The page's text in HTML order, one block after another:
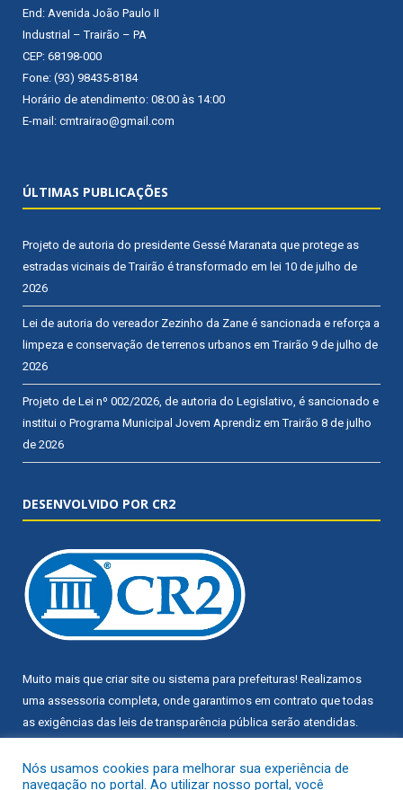
End: Avenida João Paulo II
Industrial – Trairão – PA
CEP: 68198-000
Fone: (93) 98435-8184
Horário de atendimento: 08:00 às 14:00
E-mail: cmtrairao@gmail.com
ÚLTIMAS PUBLICAÇÕES
Projeto de autoria do presidente Gessé Maranata que protege as
estradas vicinais de Trairão é transformado em lei 10 de julho de
2026
Lei de autoria do vereador Zezinho da Zane é sancionada e reforça a
limpeza e conservação de terrenos urbanos em Trairão 9 de julho de
2026
Projeto de Lei nº 002/2026, de autoria do Legislativo, é sancionado e
institui o Programa Municipal Jovem Aprendiz em Trairão 8 de julho
de 2026
DESENVOLVIDO POR CR2
Muito mais que criar site ou sistema para prefeituras! Realizamos
uma assessoria completa, onde garantimos em contrato que todas
as exigências das leis de transparência pública serão atendidas.
Conheça oPNTPe oRadar da Transparência Pública
Nós usamos cookies para melhorar sua experiência de
navegação no portal. Ao utilizar nosso portal, você